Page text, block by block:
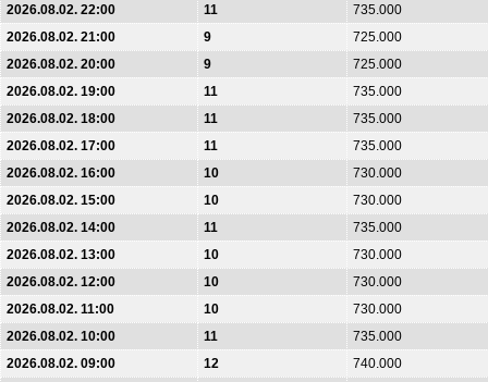
2026.08.02. 22:00
11
735.000
2026.08.02. 21:00
9
725.000
2026.08.02. 20:00
9
725.000
2026.08.02. 19:00
11
735.000
2026.08.02. 18:00
11
735.000
2026.08.02. 17:00
11
735.000
2026.08.02. 16:00
10
730.000
2026.08.02. 15:00
10
730.000
2026.08.02. 14:00
11
735.000
2026.08.02. 13:00
10
730.000
2026.08.02. 12:00
10
730.000
2026.08.02. 11:00
10
730.000
2026.08.02. 10:00
11
735.000
2026.08.02. 09:00
12
740.000